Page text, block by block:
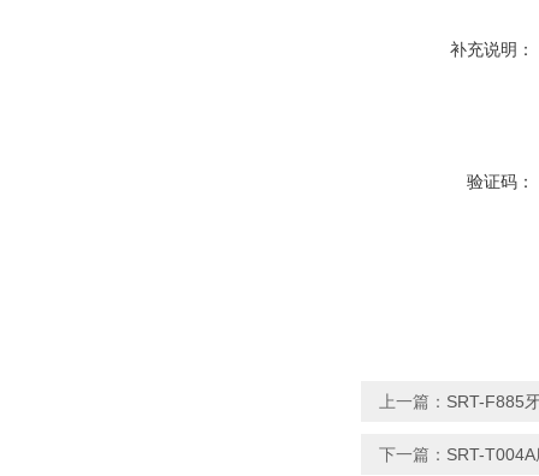
补充说明：
验证码：
上一篇： SRT-F885
下一篇： SRT-